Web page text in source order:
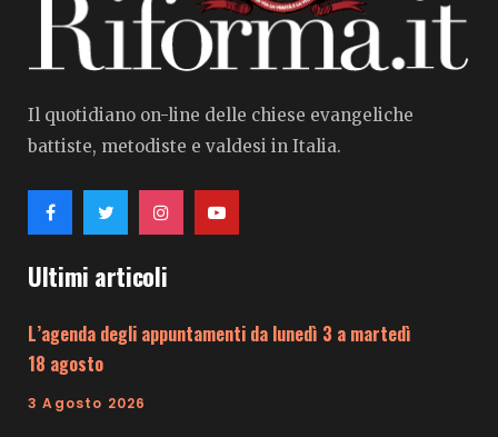
Il quotidiano on-line delle chiese evangeliche
battiste, metodiste e valdesi in Italia.
Ultimi articoli
L’agenda degli appuntamenti da lunedì 3 a martedì
18 agosto
3 Agosto 2026